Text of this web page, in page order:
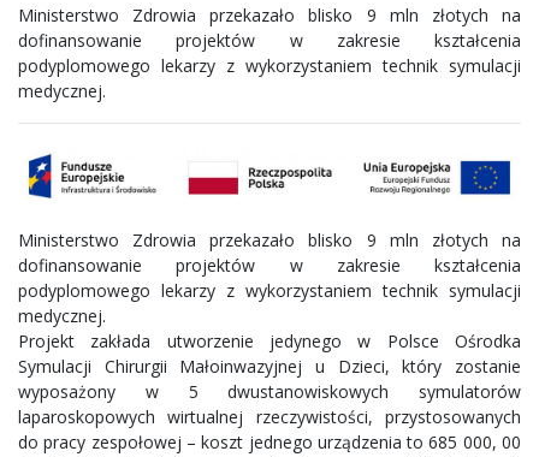
Ministerstwo Zdrowia przekazało blisko 9 mln złotych na
dofinansowanie projektów w zakresie kształcenia
podyplomowego lekarzy z wykorzystaniem technik symulacji
medycznej.
Ministerstwo Zdrowia przekazało blisko 9 mln złotych na
dofinansowanie projektów w zakresie kształcenia
podyplomowego lekarzy z wykorzystaniem technik symulacji
medycznej.
Projekt zakłada utworzenie jedynego w Polsce Ośrodka
Symulacji Chirurgii Małoinwazyjnej u Dzieci, który zostanie
wyposażony w 5 dwustanowiskowych symulatorów
laparoskopowych wirtualnej rzeczywistości, przystosowanych
do pracy zespołowej – koszt jednego urządzenia to 685 000, 00